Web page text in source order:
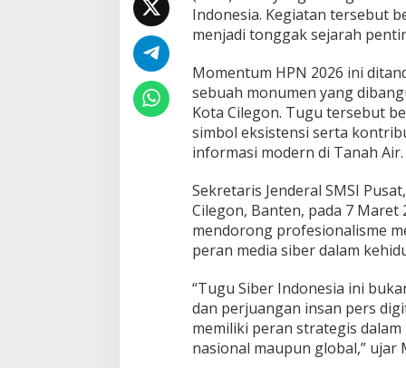
t
a
a
d
I
n
d
n
s
i
a
Indonesia. Kegiatan tersebut
menjadi tonggak sejarah
Momentum HPN 2026 ini
sebuah monumen yang
Kota Cilegon. Tugu tersebut
simbol eksistensi serta
informasi modern di Tanah Air.
Sekretaris Jenderal SMSI
Cilegon, Banten, pada 7 Maret
mendorong profesionalisme
peran media siber dalam
“Tugu Siber Indonesia ini
dan perjuangan insan pers
memiliki peran strategis
nasional maupun global,” ujar